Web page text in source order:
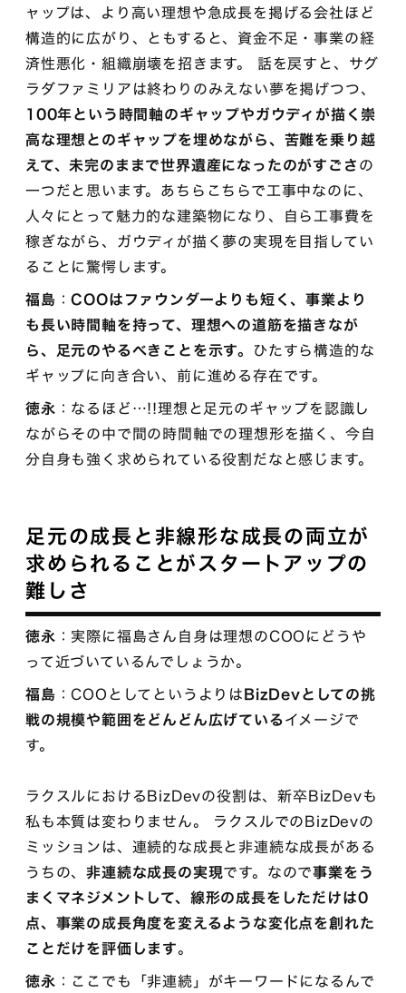
ャップは、より高い理想や急成長を掲げる会社ほど
構造的に広がり、ともすると、資金不足・事業の経
済性悪化・組織崩壊を招きます。 話を戻すと、サグ
ラダファミリアは終わりのみえない夢を掲げつつ、
100年という時間軸のギャップやガウディが描く崇
高な理想とのギャップを埋めながら、苦難を乗り越
えて、未完のままで世界遺産になったのがすごさの
一つだと思います。あちらこちらで工事中なのに、
人々にとって魅力的な建築物になり、自ら工事費を
稼ぎながら、ガウディが描く夢の実現を目指してい
ることに驚愕します。
福島 ：COOはファウンダーよりも短く、事業より
も長い時間軸を持って、理想への道筋を描きなが
ら、足元のやるべきことを示す。 ひたすら構造的な
ギャップに向き合い、前に進める存在です。
徳永 ：なるほど…!!理想と足元のギャップを認識し
ながらその中で間の時間軸での理想形を描く、今自
分自身も強く求められている役割だなと感じます。
足元の成長と非線形な成長の両立が
求められることがスタートアップの
難しさ
徳永 ：実際に福島さん自身は理想のCOOにどうや
って近づいているんでしょうか。
福島 ：COOとしてというよりはBizDevとしての挑
戦の規模や範囲をどんどん広げているイメージで
す。
ラクスルにおけるBizDevの役割は、新卒BizDevも
私も本質は変わりません。 ラクスルでのBizDevの
ミッションは、連続的な成長と非連続な成長がある
うちの、非連続な成長の実現です。なので事業をう
まくマネジメントして、線形の成長をしただけは0
点、事業の成長角度を変えるような変化点を創れた
ことだけを評価します。
徳永 ：ここでも「非連続」がキーワードになるんで